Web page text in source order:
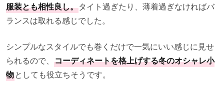
服装とも相性良し。タイト過ぎたり、薄着過ぎなければバ
ランスは取れる感じでした。
シンプルなスタイルでも巻くだけで一気にいい感じに見せ
られるので、 コーディネートを格上げする冬のオシャレ小
物としても役立ちそうです。